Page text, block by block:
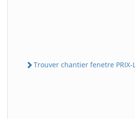
Trouver chantier fenetre PRIX-